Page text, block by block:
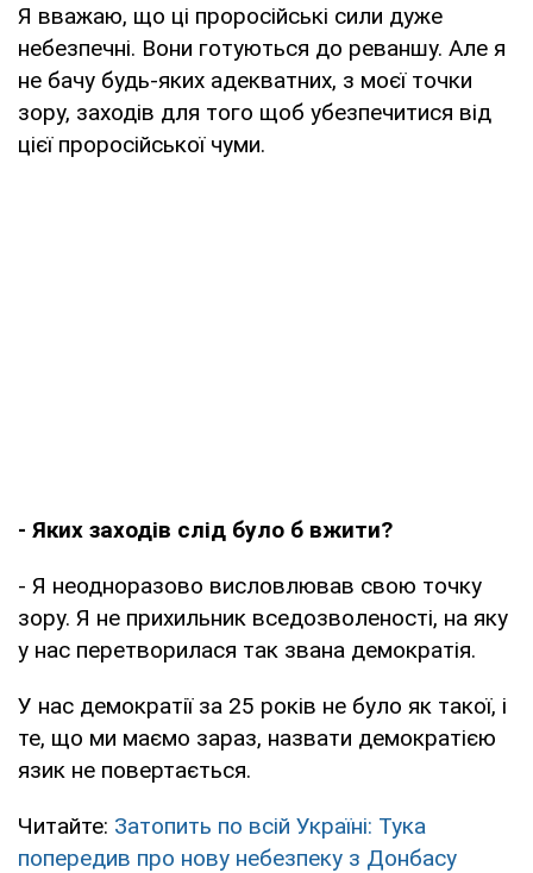
Я вважаю, що ці проросійські сили дуже
небезпечні. Вони готуються до реваншу. Але я
не бачу будь-яких адекватних, з моєї точки
зору, заходів для того щоб убезпечитися від
цієї проросійської чуми.
- Яких заходів слід було б вжити?
- Я неодноразово висловлював свою точку
зору. Я не прихильник вседозволеності, на яку
у нас перетворилася так звана демократія.
У нас демократії за 25 років не було як такої, і
те, що ми маємо зараз, назвати демократією
язик не повертається.
Читайте: Затопить по всій Україні: Тука
попередив про нову небезпеку з Донбасу